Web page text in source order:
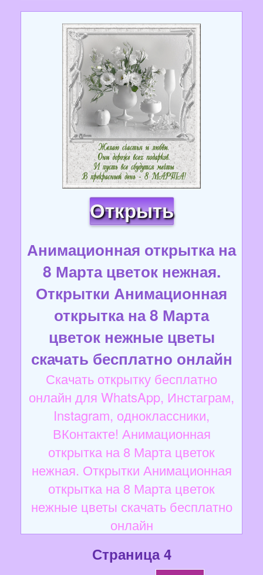
Открыть
Анимационная открытка на
8 Марта цветок нежная.
Открытки Анимационная
открытка на 8 Марта
цветок нежные цветы
скачать бесплатно онлайн
Скачать открытку бесплатно
онлайн для WhatsApp, Инстаграм,
Instagram, одноклассники,
ВКонтакте! Анимационная
открытка на 8 Марта цветок
нежная. Открытки Анимационная
открытка на 8 Марта цветок
нежные цветы скачать бесплатно
онлайн
Страница 4